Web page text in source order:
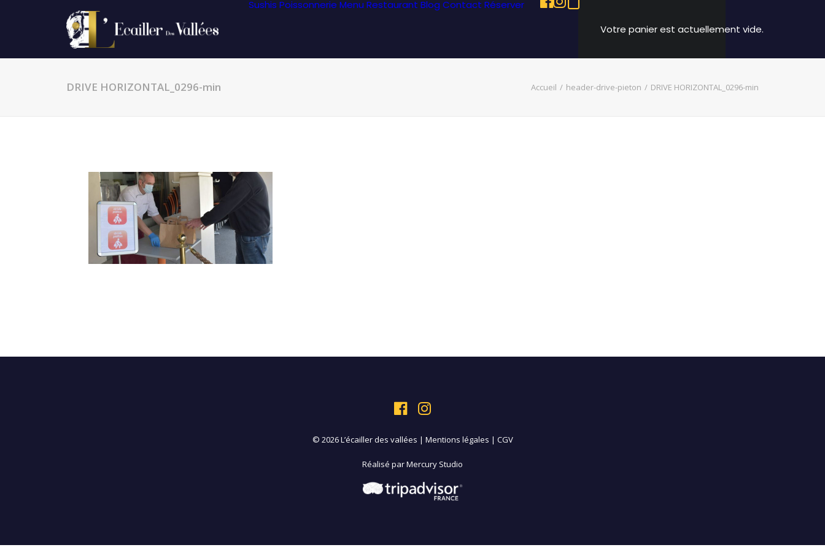
Sushis Poissonnerie Menu Restaurant Blog Contact Réserver
Votre panier est actuellement vide.
DRIVE HORIZONTAL_0296-min Accueil header-drive-pieton DRIVE HORIZONTAL_0296-min
© 2026 L’écailler des vallées | Mentions légales | CGV
Réalisé parMercury Studio